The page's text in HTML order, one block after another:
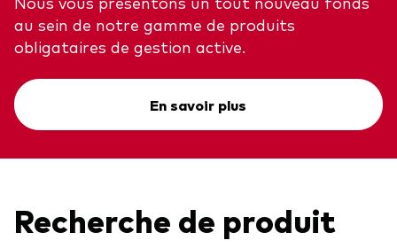
Actions
Fonds indiciels
Obligations
Prévention de la fraude
au sein de notre gamme de produits
obligataires de gestion active.
En savoir plus
Recherche de produit